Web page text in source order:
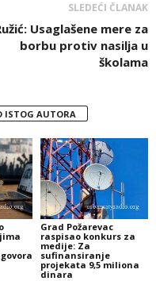
SLEDEĆI ČLANAK
Usaglašene mere za
borbu protiv nasilja u
školama
ISTOG AUTORA
Grad Požarevac
raspisao konkurs za
medije: Za
sufinansiranje
projekata 9,5 miliona
dinara